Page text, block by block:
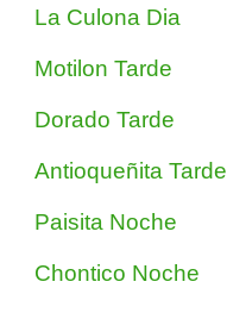
La Culona Dia
Motilon Tarde
Dorado Tarde
Antioqueñita Tarde
Paisita Noche
Chontico Noche